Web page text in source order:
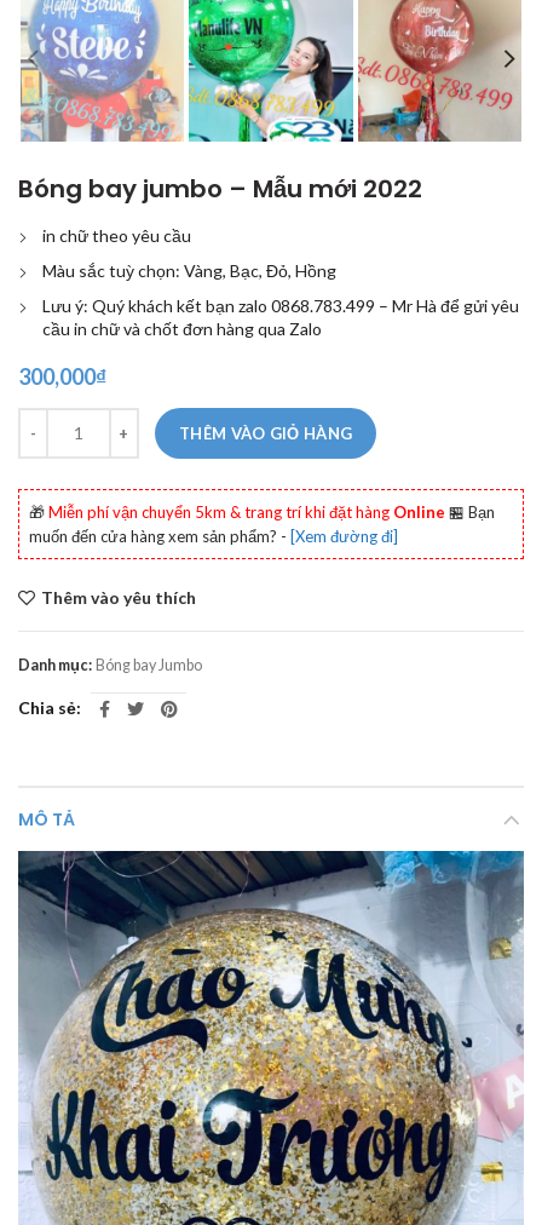
Bóng bay jumbo – Mẫu mới 2022
in chữ theo yêu cầu
Màu sắc tuỳ chọn: Vàng, Bạc, Đỏ, Hồng
Lưu ý: Quý khách kết bạn zalo 0868.783.499 – Mr Hà để gửi yêu
cầu in chữ và chốt đơn hàng qua Zalo
300,000₫
THÊM VÀO GIỎ HÀNG
🎁Miễn phí vận chuyển 5km & trang trí khi đặt hàng Online 🏪 Bạn
muốn đến cửa hàng xem sản phẩm? - [Xem đường đi]
Thêm vào yêu thích
Danh mục: Bóng bay Jumbo
Chia sẻ
MÔ TẢ